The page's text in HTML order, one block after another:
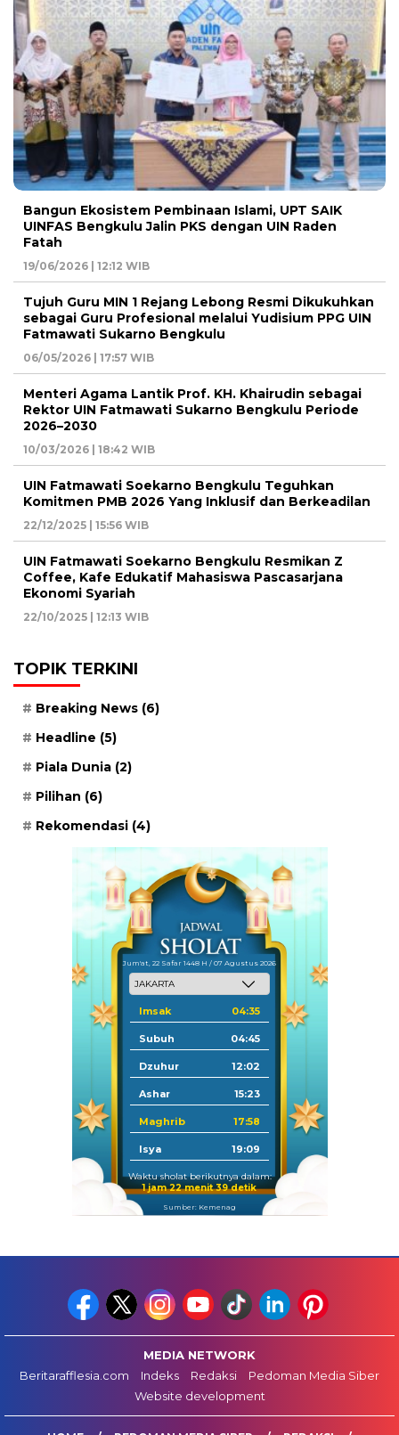
Bangun Ekosistem Pembinaan Islami, UPT SAIK
UINFAS Bengkulu Jalin PKS dengan UIN Raden
Fatah
19/06/2026 | 12:12 WIB
Tujuh Guru MIN 1 Rejang Lebong Resmi Dikukuhkan
sebagai Guru Profesional melalui Yudisium PPG UIN
Fatmawati Sukarno Bengkulu
06/05/2026 | 17:57 WIB
Menteri Agama Lantik Prof. KH. Khairudin sebagai
Rektor UIN Fatmawati Sukarno Bengkulu Periode
2026–2030
10/03/2026 | 18:42 WIB
UIN Fatmawati Soekarno Bengkulu Teguhkan
Komitmen PMB 2026 Yang Inklusif dan Berkeadilan
22/12/2025 | 15:56 WIB
UIN Fatmawati Soekarno Bengkulu Resmikan Z
Coffee, Kafe Edukatif Mahasiswa Pascasarjana
Ekonomi Syariah
22/10/2025 | 12:13 WIB
TOPIK TERKINI
Breaking News (6)
Headline (5)
Piala Dunia (2)
Pilihan (6)
Rekomendasi (4)
Jum'at, 22 Safar 1448 H / 07 Agustus 2026
Imsak 04:35
Subuh 04:45
Dzuhur 12:02
Ashar 15:23
Maghrib 17:58
Isya 19:09
Waktu sholat berikutnya dalam:
1 jam 22 menit 38 detik
Sumber: Kemenag
MEDIA NETWORK
Beritarafflesia.com
Indeks Redaksi
Pedoman Media Siber
Website development